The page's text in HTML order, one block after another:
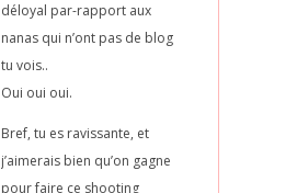
déloyal par-rapport aux
nanas qui n’ont pas de blog
tu vois..
Oui oui oui.
Bref, tu es ravissante, et
j’aimerais bien qu’on gagne
pour faire ce shooting